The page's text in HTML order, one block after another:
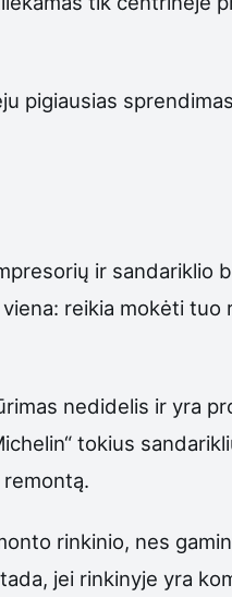
pigiausias
ir sandariklio
reikia mokėti tuo
nedidelis ir yra
tokius
rinkinio, nes
jei rinkinyje yra